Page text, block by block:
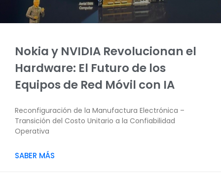
Nokia y NVIDIA Revolucionan el
Hardware: El Futuro de los
Equipos de Red Móvil con IA
Reconfiguración de la Manufactura Electrónica –
Transición del Costo Unitario a la Confiabilidad
Operativa
SABER MÁS